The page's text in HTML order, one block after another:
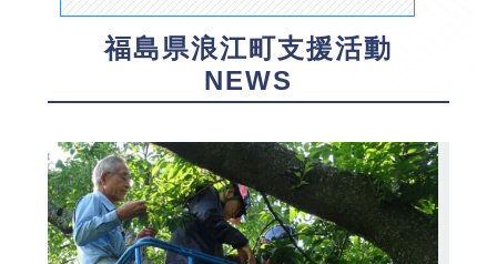
福島県浪江町支援活動
NEWS